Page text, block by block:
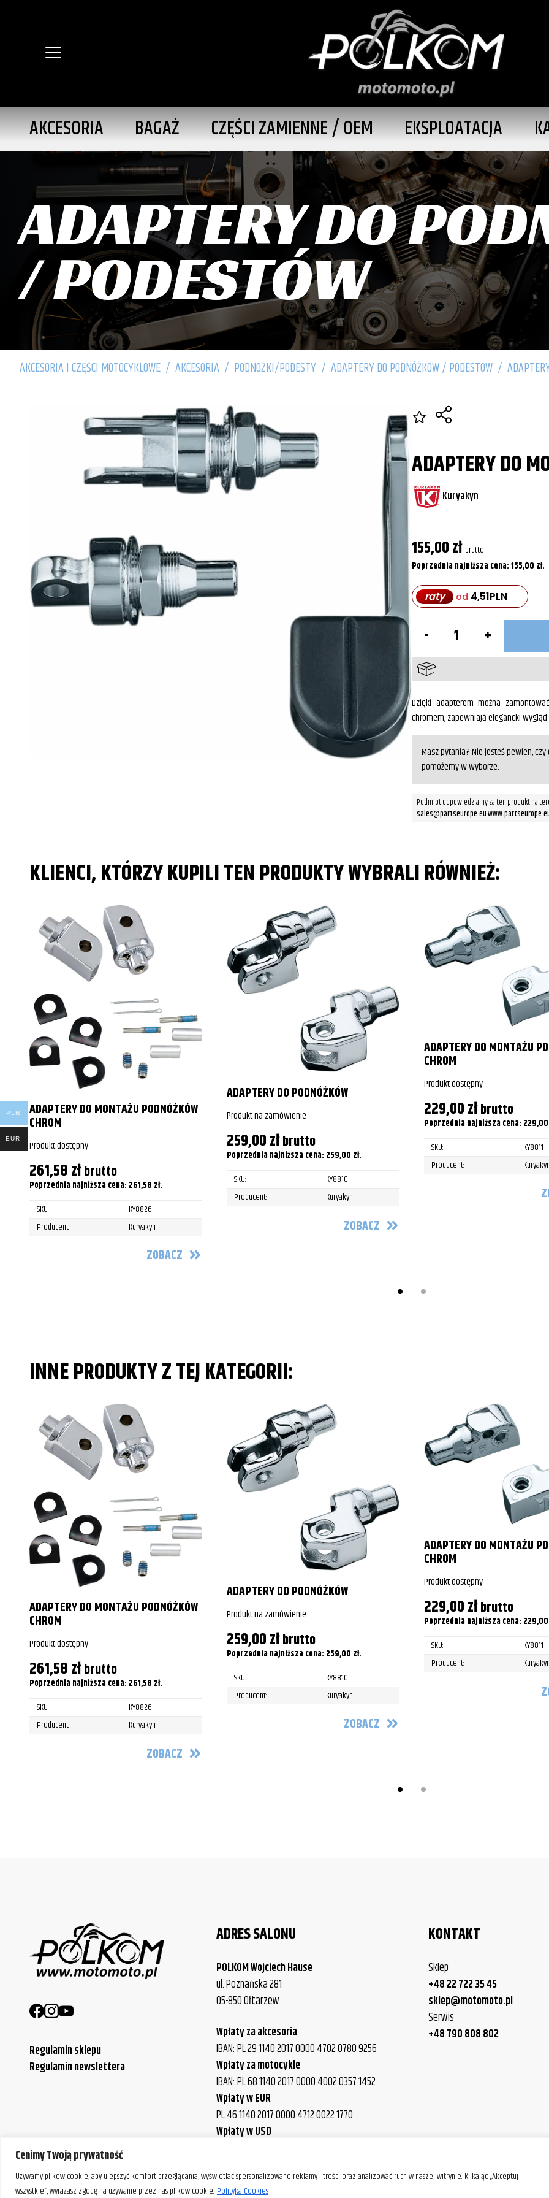
Cenimy Twoją prywatność
Używamy plików cookie, aby ulepszyć komfort przeglądania, wyświetlać spersonalizowane reklamy i treści oraz analizować ruch w naszej witrynie. Klikając „Akceptuj
wszystkie”, wyrażasz zgodę na używanie przez nas plików cookie. Polityka Cookies
AKCESORIA BAGAŻ CZĘŚCI ZAMIENNE / OEM EKSPLOATACJA
ADAPTERY DO
/ PODESTÓW
AKCESORIA I CZĘŚCI MOTOCYKLOWE / AKCESORIA / PODNÓŻKI/PODESTY / ADAPTERY DO PODNÓŻKÓW / PODESTÓW /
ADAPTERY DO
Kuryakyn
155,00zł brutto
Poprzednia najniższa cena:155,00 zł.
raty od 4,51PLN
Adaptery
montażu
Dzięki adapterom można
chromem, zapewniają elegancki wygląd
Masz pytania? Nie jesteś pewien,
pomożemy w wyborze.
Podmiot odpowiedzialny za ten produkt na
sales@partseurope.eu
KLIENCI, KTÓRZY KUPILI TEN PRODUKTY WYBRALI RÓWNIEŻ:
ADAPTERY DO MONTAŻU PODNÓŻKÓW
CHROM
Produkt dostępny
261,58złbrutto
Poprzednia najniższa cena: 261,58 zł.
SKU:
KY8826
Producent:
Kuryakyn
ZOBACZ
ADAPTERY DO PODNÓŻKÓW
Produkt na zamówienie
259,00złbrutto
Poprzednia najniższa cena: 259,00 zł.
SKU:
KY8810
Producent:
Kuryakyn
ZOBACZ
ADAPTERY DO MONTAŻU
CHROM
Produkt dostępny
229,00złbrutto
Poprzednia najniższa cena: 229,00
SKU:
KY8811
Producent:
Kuryakyn
INNE PRODUKTY Z TEJ KATEGORII:
ADAPTERY DO MONTAŻU PODNÓŻKÓW
CHROM
Produkt dostępny
261,58złbrutto
Poprzednia najniższa cena: 261,58 zł.
SKU:
KY8826
Producent:
Kuryakyn
ZOBACZ
ADAPTERY DO PODNÓŻKÓW
Produkt na zamówienie
259,00złbrutto
Poprzednia najniższa cena: 259,00 zł.
SKU:
KY8810
Producent:
Kuryakyn
ZOBACZ
ADAPTERY DO MONTAŻU
CHROM
Produkt dostępny
229,00złbrutto
Poprzednia najniższa cena: 229,00
SKU:
KY8811
Producent:
Kuryakyn
Regulamin sklepu
Regulamin newslettera
ADRES SALONU
POLKOM Wojciech Hause
ul. Poznańska 281
05-850 Ołtarzew
Wpłaty za akcesoria
IBAN: PL 29 1140 2017 0000 4702 0780 9256
Wpłaty za motocykle
IBAN: PL 68 1140 2017 0000 4002 0357 1452
Wpłaty w EUR
PL 46 1140 2017 0000 4712 0022 1770
Wpłaty w USD
KONTAKT
Sklep
+48 22 722 35 45
sklep@motomoto.pl
Serwis
+48 790 808 802
PLN
EUR